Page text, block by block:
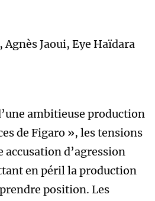
Jaoui, Eye Haïdara
ambitieuse production
de Figaro », les tensions
d’agression
en péril la production
position. Les